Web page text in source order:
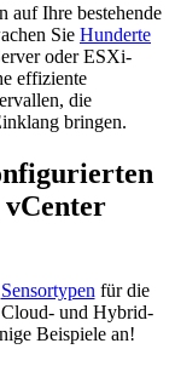
auf Ihre bestehende
Sie Hunderte
oder ESXi-
effiziente
die
bringen.
vCenter
Sensortypen für die
Cloud- und Hybrid-
Beispiele an!